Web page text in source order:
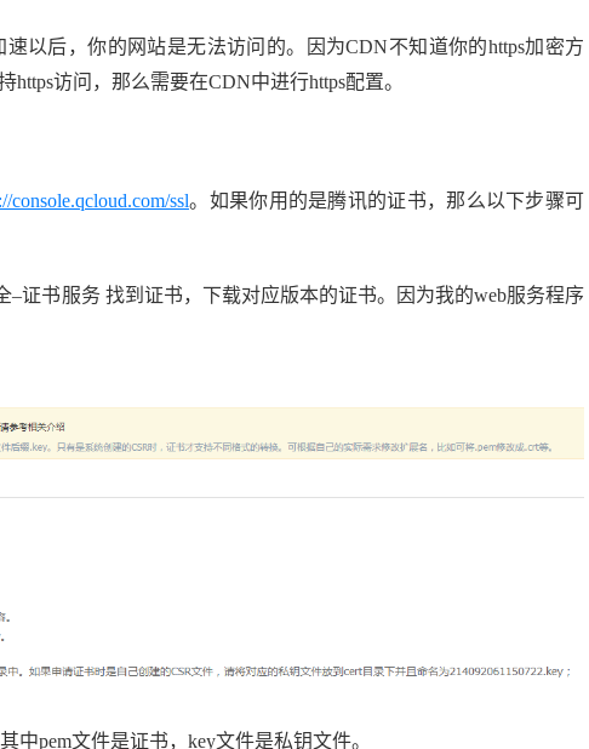
以后，你的网站是无法访问的。因为CDN不知道你的https加密方
访问，那么需要在CDN中进行https配置。
console.qcloud.com/ssl。如果你用的是腾讯的证书，那么以下步骤可
证书服务 找到证书，下载对应版本的证书。因为我的web服务程序
pem文件是证书，key文件是私钥文件。